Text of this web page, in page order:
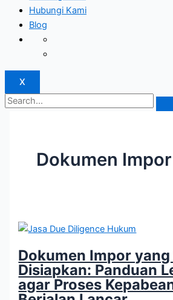
Hubungi Kami
Blog
X
Dokumen Impor
Dokumen Impor yang
Disiapkan: Panduan
agar Proses